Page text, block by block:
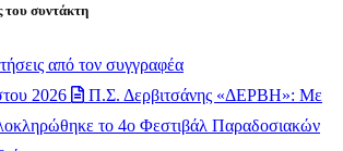
του συντάκτη
από τον συγγραφέα
2026
Π.Σ. Δερβιτσάνης «ΔΕΡΒΗ»: Με
το 4ο Φεστιβάλ Παραδοσιακών